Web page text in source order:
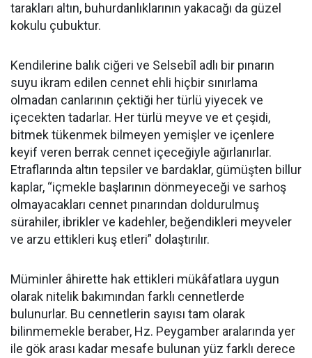
tarakları altın, buhurdanlıklarının yakacağı da güzel
kokulu çubuktur.
Kendilerine balık ciğeri ve Selsebîl adlı bir pınarın
suyu ikram edilen cennet ehli hiçbir sınırlama
olmadan canlarının çektiği her türlü yiyecek ve
içecekten tadarlar. Her türlü meyve ve et çeşidi,
bitmek tükenmek bilmeyen yemişler ve içenlere
keyif veren berrak cennet içeceğiyle ağırlanırlar.
Etraflarında altın tepsiler ve bardaklar, gümüşten billur
kaplar, “içmekle başlarının dönmeyeceği ve sarhoş
olmayacakları cennet pınarından doldurulmuş
sürahiler, ibrikler ve kadehler, beğendikleri meyveler
ve arzu ettikleri kuş etleri” dolaştırılır.
Müminler âhirette hak ettikleri mükâfatlara uygun
olarak nitelik bakımından farklı cennetlerde
bulunurlar. Bu cennetlerin sayısı tam olarak
bilinmemekle beraber, Hz. Peygamber aralarında yer
ile gök arası kadar mesafe bulunan yüz farklı derece